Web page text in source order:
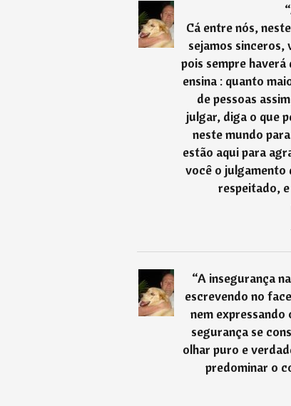
“
Cá entre nós,
sejamos
pois sempre
ensina : quanto
de pessoas
julgar, diga o que
neste mundo
estão aqui para
você o julgamento
respeitado,
“A insegurança
escrevendo no
nem
segurança se
olhar puro e
predominar o